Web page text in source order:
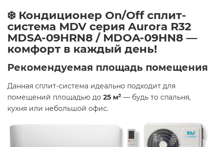
❄️ Кондиционер On/Off cплит-
система MDV серия Aurora R32
MDSA-09HRN8 / MDOA-09HN8 —
комфорт в каждый день!
Рекомендуемая площадь помещения
Данная сплит-система идеально подходит для
помещений площадью до 25 м² — будь то спальня,
кухня или небольшой офис.​